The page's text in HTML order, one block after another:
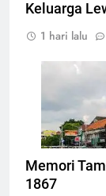
Keluarga
1 hari lalu
Tugu
Memori
1867